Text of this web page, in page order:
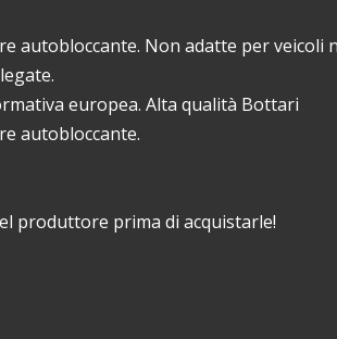
autobloccante. Non adatte per veicoli
europea. Alta qualità Bottari
autobloccante.
produttore prima di acquistarle!